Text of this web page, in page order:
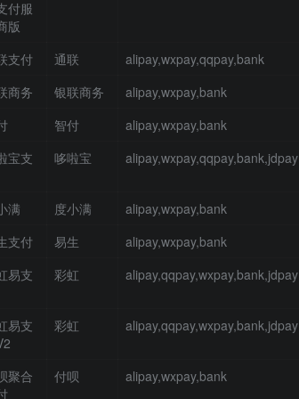
付服
版
支付 通联
alipay,wxpay,qqpay,bank
商务 银联商务
alipay,wxpay,bank
智付
alipay,wxpay,bank
宝支
哆啦宝 alipay,wxpay,qqpay,bank,jdpay
满 度小满
alipay,wxpay,bank
支付 易生
alipay,wxpay,bank
易支
彩虹 alipay,qqpay,wxpay,bank,jdpay
易支
彩虹 alipay,qqpay,wxpay,bank,jdpay
聚合
付呗 alipay,wxpay,bank